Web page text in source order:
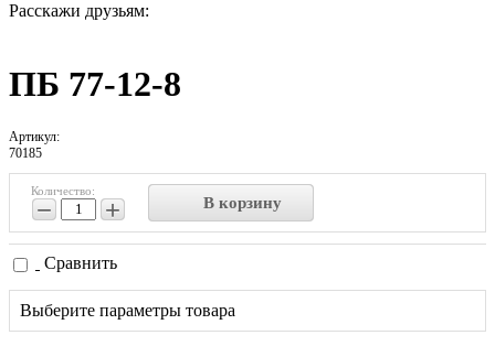
Расскажи друзьям:
ПБ 77-12-8
Артикул:
70185
Количество:
− + В корзину
Сравнить
Выберите параметры товара